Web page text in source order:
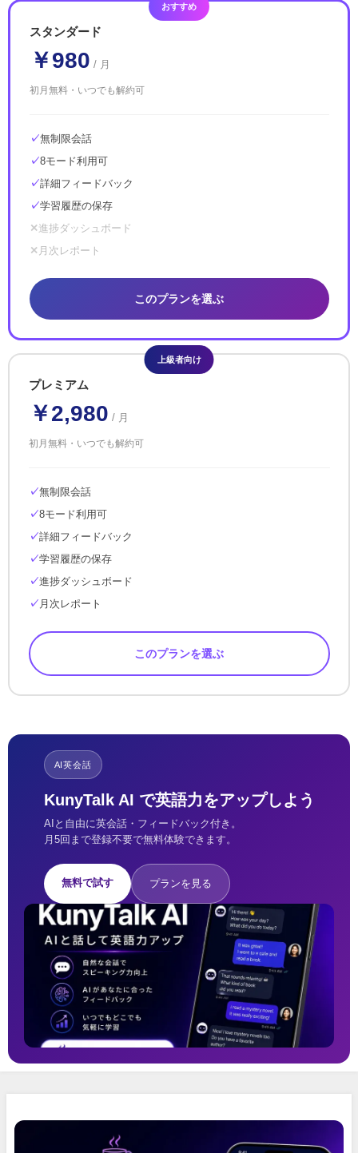
おすすめ
スタンダード
￥980 / 月
初月無料・いつでも解約可
無制限会話
8モード利用可
詳細フィードバック
学習履歴の保存
進捗ダッシュボード
月次レポート
このプランを選ぶ
上級者向け
プレミアム
￥2,980 / 月
初月無料・いつでも解約可
無制限会話
8モード利用可
詳細フィードバック
学習履歴の保存
進捗ダッシュボード
月次レポート
このプランを選ぶ
AI英会話
KunyTalk AI で英語力をアップしよう
AIと自由に英会話・フィードバック付き。
月5回まで登録不要で無料体験できます。
無料で試す プランを見る